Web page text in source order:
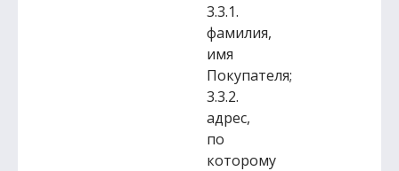
3.3.1.
фамилия,
имя
Покупателя;
3.3.2.
адрес,
по
которому